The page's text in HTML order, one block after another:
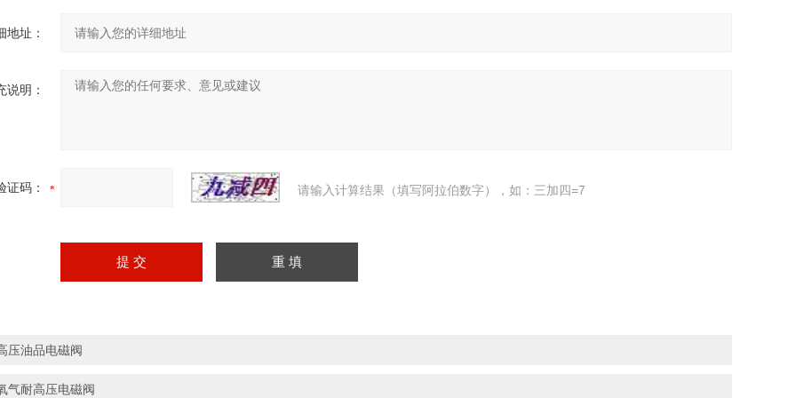
地址：
说明：
证码： 请输入计算结果（填写阿拉伯数字），如：三加四=7
压油品电磁阀
气耐高压电磁阀